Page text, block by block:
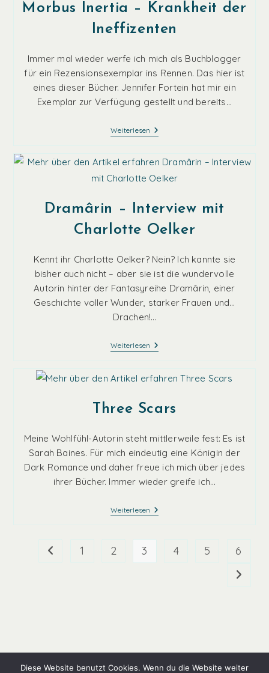
Morbus Inertia – Krankheit der
Ineffizenten
Immer mal wieder werfe ich mich als Buchblogger
für ein Rezensionsexemplar ins Rennen. Das hier ist
eines dieser Bücher. Jennifer Fortein hat mir ein
Exemplar zur Verfügung gestellt und bereits…
Weiterlesen Morbus
Inertia
Krankheit
Der
Ineffizenten
Dramârin – Interview mit
Charlotte Oelker
Kennt ihr Charlotte Oelker? Nein? Ich kannte sie
bisher auch nicht – aber sie ist die wundervolle
Autorin hinter der Fantasyreihe Dramârin, einer
Geschichte voller Wunder, starker Frauen und…
Drachen!…
Weiterlesen Dramârin
–
Mit
Charlotte
Three Scars
Meine Wohlfühl-Autorin steht mittlerweile fest: Es ist
Sarah Baines. Für mich eindeutig eine Königin der
Dark Romance und daher freue ich mich über jedes
ihrer Bücher. Immer wieder greife ich…
Weiterlesen Three
Scars
Zur vorherigen Seite
1 2 3 4 5 6
Zur
Diese Website benutzt Cookies. Wenn du die Website weiter